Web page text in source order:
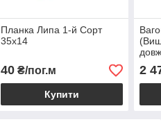
Планка Липа 1-й Сорт
35х14
40₴/пог.м
Купити
2